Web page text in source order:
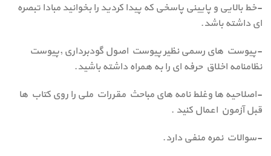
-خط بالایی و پایینی پاسخی که پیدا کردید را بخوانید مبادا تبصره
ای داشته باشد.
-پیوست های رسمی نظیر پیوست اصول گودبرداری ,پیوست
نظامنامه اخلاق حرفه ای را به همراه داشته باشید.
-اصلاحیه ها وغلط نامه های مباحث مقررات ملی را روی کتاب ها
قبل آزمون اعمال کنید .
-سوالات نمره منفی دارد.